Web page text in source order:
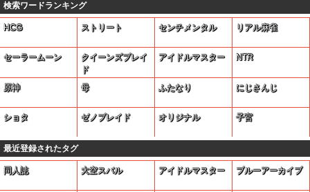
検索ワードランキング
HCG ストリート センチメンタル リアル麻雀
セーラームーン
クイーンズブレイ
ド
アイドルマスター NTR
原神 母 ふたなり にじさんじ
ショタ ゼノブレイド オリジナル 子宮
最近登録されたタグ
同人誌 大空スバル アイドルマスター ブルーアーカイブ